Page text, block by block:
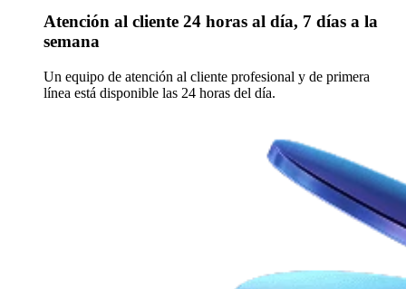
Atención al cliente 24 horas al día, 7 días a la
semana
Un equipo de atención al cliente profesional y de primera
línea está disponible las 24 horas del día.